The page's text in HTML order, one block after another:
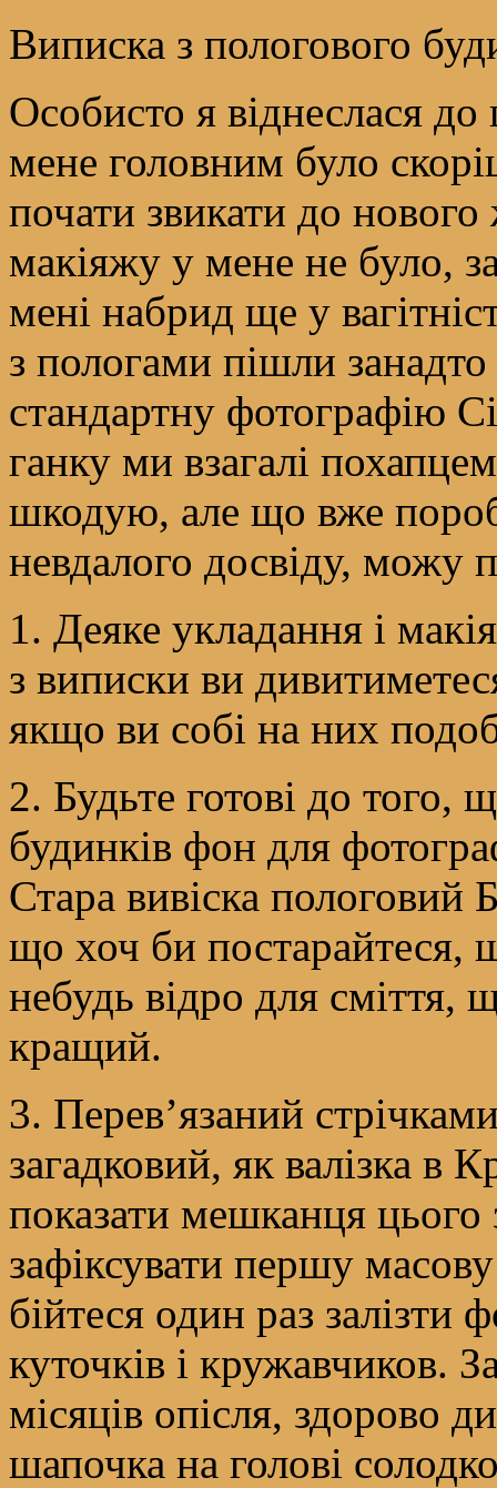
Виписка з пологового
Особисто я віднеслася до
мене головним було
почати звикати до
макіяжу у мене не було,
мені набрид ще у
з пологами пішли
стандартну фотографію
ганку ми взагалі
шкодую, але що вже
невдалого досвіду, можу
1. Деяке укладання і
з виписки ви
якщо ви собі на них
2. Будьте готові до того,
будинків фон для
Стара вивіска пологовий
що хоч би постарайтеся,
небудь відро для сміття,
кращий.
3. Перев’язаний
загадковий, як валізка в
показати мешканця цього
зафіксувати першу
бійтеся один раз залізти
куточків і кружавчиков.
місяців опісля, здорово
шапочка на голові